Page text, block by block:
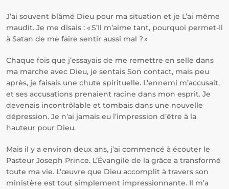
J’ai souvent blâmé Dieu pour ma situation et je L’ai même
maudit. Je me disais : « S’Il m’aime tant, pourquoi permet-Il
à Satan de me faire sentir aussi mal ? »
Chaque fois que j’essayais de me remettre en selle dans
ma marche avec Dieu, je sentais Son contact, mais peu
après, je faisais une chute spirituelle. L’ennemi m’accusait,
et ses accusations prenaient racine dans mon esprit. Je
devenais incontrôlable et tombais dans une nouvelle
dépression. Je n’ai jamais eu l’impression d’être à la
hauteur pour Dieu.
Mais il y a environ deux ans, j’ai commencé à écouter le
Pasteur Joseph Prince. L’Évangile de la grâce a transformé
toute ma vie. L’œuvre que Dieu accomplit à travers son
ministère est tout simplement impressionnante. Il m’a